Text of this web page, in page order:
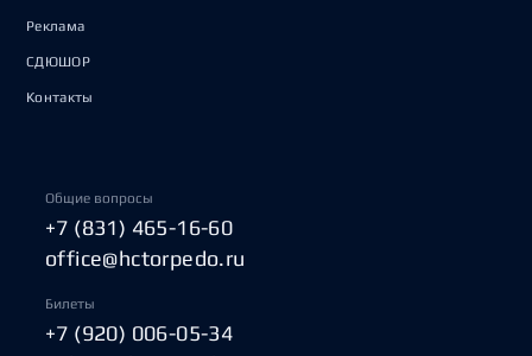
Реклама
СДЮШОР
Контакты
Общие вопросы
+7 (831) 465-16-60
office@hctorpedo.ru
Билеты
+7 (920) 006-05-34